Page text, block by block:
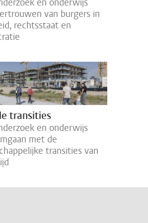
en onderwijs
van burgers in
rechtsstaat en
transities
en onderwijs
met de
transities van